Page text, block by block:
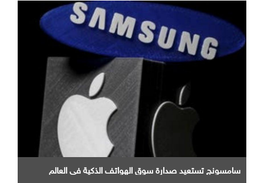
سامسونج تستعيد صدارة سوق الهواتف الذكية في العالم